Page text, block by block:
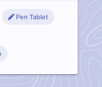
Pen Tablet